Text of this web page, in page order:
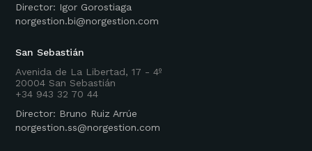
Director: Igor Gorostiaga
norgestion.bi@norgestion.com
San Sebastián
Avenida de La Libertad, 17 - 4º
20004 San Sebastián
+34 943 32 70 44
Director: Bruno Ruiz Arrúe
norgestion.ss@norgestion.com